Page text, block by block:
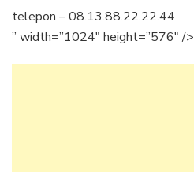
telepon – 08.13.88.22.22.44
” width=”1024″ height=”576″ />